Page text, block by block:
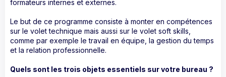
formateurs internes et externes.
Le but de ce programme consiste à monter en compétences
sur le volet technique mais aussi sur le volet soft skills,
comme par exemple le travail en équipe, la gestion du temps
et la relation professionnelle.
Quels sont les trois objets essentiels sur votre bureau ?